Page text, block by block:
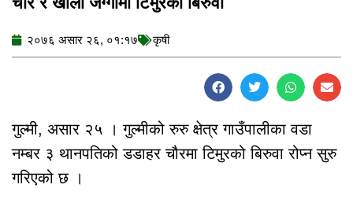
२०७६ असार २६, ०१:१७ कृषी
गुल्मी, असार २५ । गुल्मीको रुरु क्षेत्र गाउँपालीका वडा
नम्बर ३ थानपतिको डडाहर चौरमा टिमुरको बिरुवा रोप्न सुरु
गरिएको छ ।